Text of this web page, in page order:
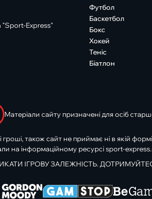
"Sport-Express"
Футбол
Баскетбол
Бокс
Хокей
Теніс
Біатлон
Матеріали сайту призначені для осіб
також сайт не приймає ні в якій
на інформаційному ресурсі sport-
ІГРОВУ ЗАЛЕЖНІСТЬ.